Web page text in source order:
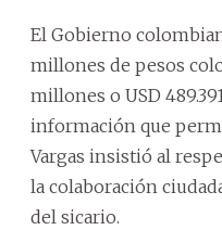
El Gobierno
millones de pesos
millones o USD
información que
Vargas insistió al
la colaboración
del sicario.